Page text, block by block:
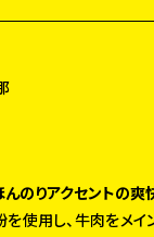
のりアクセントの爽
使用し、牛肉をメイ